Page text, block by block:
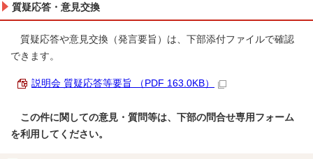
質疑応答・意見交換
質疑応答や意見交換（発言要旨）は、下部添付ファイルで確認
できます。
説明会 質疑応答等要旨 （PDF 163.0KB）
この件に関しての意見・質問等は、下部の問合せ専用フォーム
を利用してください。